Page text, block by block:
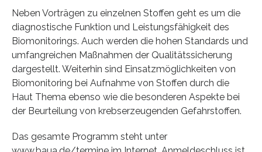
Neben Vorträgen zu einzelnen Stoffen geht es um die
diagnostische Funktion und Leistungsfähigkeit des
Biomonitorings. Auch werden die hohen Standards und
umfangreichen Maßnahmen der Qualitätssicherung
dargestellt. Weiterhin sind Einsatzmöglichkeiten von
Biomonitoring bei Aufnahme von Stoffen durch die
Haut Thema ebenso wie die besonderen Aspekte bei
der Beurteilung von krebserzeugenden Gefahrstoffen.
Das gesamte Programm steht unter